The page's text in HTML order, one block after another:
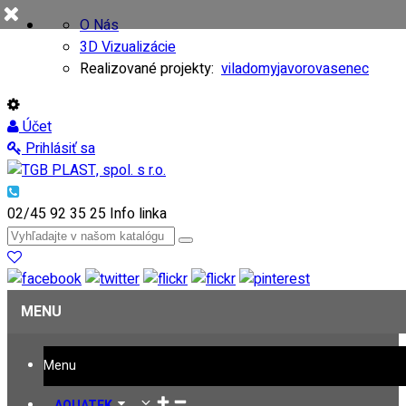
O Nás
3D Vizualizácie
Realizované projekty: viladomyjavorovasenec
Účet
Prihlásiť sa
02/45 92 35 25 Info linka
MENU
Menu